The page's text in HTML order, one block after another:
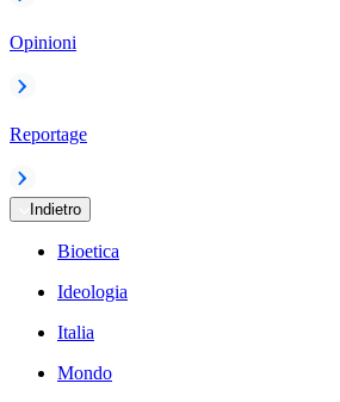
Opinioni
Reportage
Indietro
Bioetica
Ideologia
Italia
Mondo